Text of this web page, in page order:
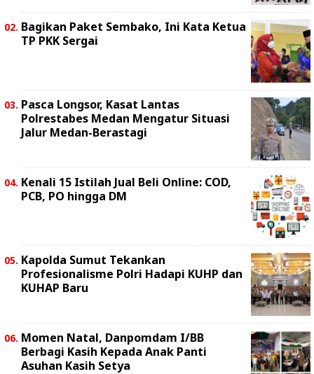
Bagikan Paket Sembako, Ini Kata Ketua
TP PKK Sergai
Pasca Longsor, Kasat Lantas
Polrestabes Medan Mengatur Situasi
Jalur Medan-Berastagi
Kenali 15 Istilah Jual Beli Online: COD,
PCB, PO hingga DM
Kapolda Sumut Tekankan
Profesionalisme Polri Hadapi KUHP dan
KUHAP Baru
Momen Natal, Danpomdam I/BB
Berbagi Kasih Kepada Anak Panti
Asuhan Kasih Setya